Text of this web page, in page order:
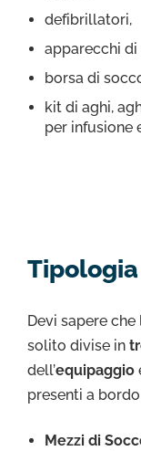
defibrillatori,
apparecchi
borsa di
kit di aghi,
per infusione
Devi sapere
solito divise in
dell’equipaggio
presenti a bordo
Mezzi di